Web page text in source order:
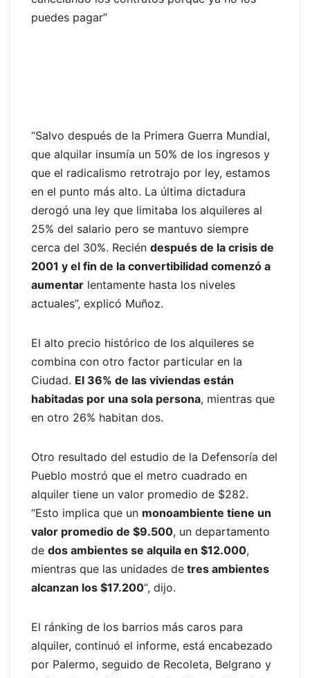
puedes pagar”
“Salvo después de la Primera Guerra Mundial,
que alquilar insumía un 50% de los ingresos y
que el radicalismo retrotrajo por ley, estamos
en el punto más alto. La última dictadura
derogó una ley que limitaba los alquileres al
25% del salario pero se mantuvo siempre
cerca del 30%. Recién después de la crisis de
2001 y el fin de la convertibilidad comenzó a
aumentar lentamente hasta los niveles
actuales”, explicó Muñoz.
El alto precio histórico de los alquileres se
combina con otro factor particular en la
Ciudad. El 36% de las viviendas están
habitadas por una sola persona, mientras que
en otro 26% habitan dos.
Otro resultado del estudio de la Defensoría del
Pueblo mostró que el metro cuadrado en
alquiler tiene un valor promedio de $282.
“Esto implica que un monoambiente tiene un
valor promedio de $9.500, un departamento
de dos ambientes se alquila en $12.000,
mientras que las unidades de tres ambientes
alcanzan los $17.200“, dijo.
El ránking de los barrios más caros para
alquiler, continuó el informe, está encabezado
por Palermo, seguido de Recoleta, Belgrano y